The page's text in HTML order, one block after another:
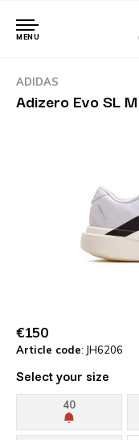
MENU
ADIDAS
Adizero Evo SL
€150
Article code: JH6206
Select your size
40